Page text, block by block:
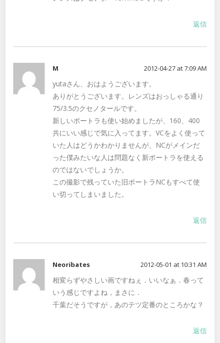
返信
M 2012-04-27 at 7:09 AM
yutaさん、おはようございます。
ありがとうございます。レンズはおっしゃる通り
75/3.5のクセノタールです。
新しいポートラも使い始めましたが、160、400
共にいい感じで気に入ってます。VCをよく使って
いた人はどうかわかりませんが、NCがメインだ
った僕みたいな人は問題なく新ポートラを使える
のではないでしょうか。
この撮影で残っていた旧ポートラNCもすべて使
い切ってしまいました。
返信
Neoribates 2012-05-01 at 10:31 AM
相変らずやさしい画ですねぇ．いいなぁ．春って
いう感じですよね，まさに．
千葉だそうですが，あのテツ定番のところかな？
返信